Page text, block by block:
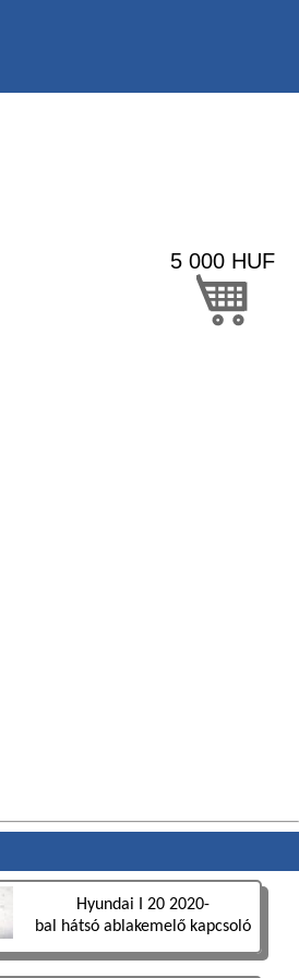
5 000 HUF
Hyundai I 20 2020-
bal hátsó ablakemelő kapcsoló